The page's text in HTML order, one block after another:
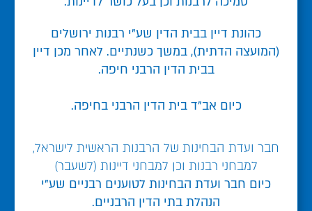
כהונת דיין בבית הדין שע"י רבנות ירושלים
(המועצה הדתית), במשך כשנתיים. לאחר מכן דיין
בבית הדין הרבני חיפה.
כיום אב"ד בית הדין הרבני בחיפה.
חבר ועדת הבחינות של הרבנות הראשית לישראל,
למבחני רבנות וכן למבחני דיינות (לשעבר)
כיום חבר ועדת הבחינות לטוענים רבניים שע"י
הנהלת בתי הדין הרבניים.